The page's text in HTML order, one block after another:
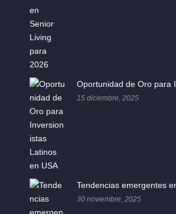
Oportunidad de Oro para
15 diciembre, 2025
Tendencias emergentes
30 noviembre, 2025